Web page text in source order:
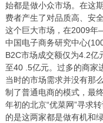
始都是做小众市场。在这
费者产生了对品质高、安
这个巨大市场，在2009
中国电子商务研究中心
B2C市场成交额仅为4.2亿
至40 .5亿元。过多的商家
当时的市场需求并没有那
制了普通电商的模式，最
年初的北京“优菜网”寻求
的是这两家都是做有机和